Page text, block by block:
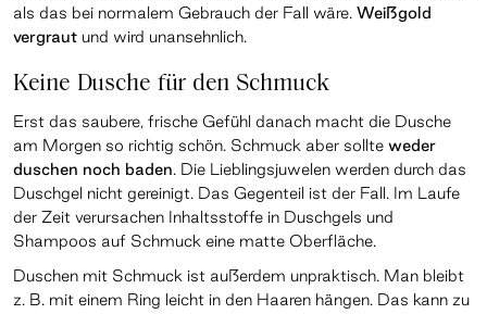
als das bei normalem Gebrauch der Fall wäre. Weißgold
vergraut und wird unansehnlich.
Keine Dusche für den Schmuck
Erst das saubere, frische Gefühl danach macht die Dusche
am Morgen so richtig schön. Schmuck aber sollte weder
duschen noch baden. Die Lieblingsjuwelen werden durch das
Duschgel nicht gereinigt. Das Gegenteil ist der Fall. Im Laufe
der Zeit verursachen Inhaltsstoffe in Duschgels und
Shampoos auf Schmuck eine matte Oberfläche.
Duschen mit Schmuck ist außerdem unpraktisch. Man bleibt
z. B. mit einem Ring leicht in den Haaren hängen. Das kann zu